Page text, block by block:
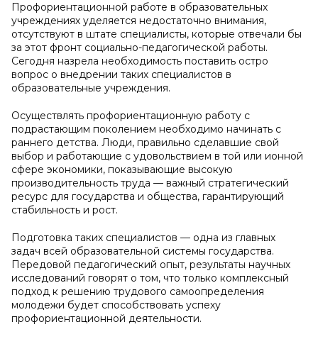
Профориентационной работе в образовательных
учреждениях уделяется недостаточно внимания,
отсутствуют в штате специалисты, которые отвечали бы
за этот фронт социально-педагогической работы.
Сегодня назрела необходимость поставить остро
вопрос о внедрении таких специалистов в
образовательные учреждения.
Осуществлять профориентационную работу с
подрастающим поколением необходимо начинать с
раннего детства. Люди, правильно сделавшие свой
выбор и работающие с удовольствием в той или ионной
сфере экономики, показывающие высокую
производительность труда — важный стратегический
ресурс для государства и общества, гарантирующий
стабильность и рост.
Подготовка таких специалистов — одна из главных
задач всей образовательной системы государства.
Передовой педагогический опыт, результаты научных
исследований говорят о том, что только комплексный
подход к решению трудового самоопределения
молодежи будет способствовать успеху
профориентационной деятельности.